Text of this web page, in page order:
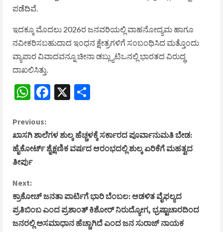
ಪಡೆದಿವೆ.
ಇದಕ್ಕೂ ಮೊದಲು 2026ರ ಜನವರಿಯಲ್ಲಿ ವಾಹನೋದ್ಯಮ ಹಾಗೂ
ನವೀಕರಿಸಬಹುದಾದ ಇಂಧನ ಕ್ಷೇತ್ರಗಳಿಗೆ ಸಂಬಂಧಿಸಿದ ಮತ್ತೊಂದು
ವ್ಯಾಪಾರ ವಿವಾದವನ್ನೂ ಚೀನಾ ಡಬ್ಲ್ಯುಟಿಒನಲ್ಲಿ ಭಾರತದ ವಿರುದ್ಧ
ದಾಖಲಿಸಿತ್ತು.
WhatsApp
Facebook
X
C
o
n
t
i
Previous:
ಖಾಸಗಿ ಶಾಲೆಗಳ ಶುಲ್ಕ ಹೆಚ್ಚಳಕ್ಕೆ ಸರ್ಕಾರದ ಪೂರ್ವಾನುಮತಿ ಬೇಡ:
ಹೈಕೋರ್ಟ್ ಶೈಕ್ಷಣಿಕ ವರ್ಷದ ಆರಂಭದಲ್ಲಿ ಶುಲ್ಕ ಏರಿಕೆಗೆ ಮಹತ್ವದ
ತೀರ್ಪು
Next:
ಕ್ರಾಕೋಚ್ ಜನತಾ ಪಾರ್ಟಿಗೆ ಭಾರಿ ಬೆಂಬಲ: ಆಡಳಿತ ವೈಫಲ್ಯದ
ಪ್ರತಿಬಿಂಬ ಎಂದ ಪ್ರಶಾಂತ್ ಕಿಶೋರ್ ನಿರುದ್ಯೋಗ, ಭ್ರಷ್ಟಾಚಾರದಿಂದ
ಜನರಲ್ಲಿ ಅಸಮಾಧಾನ ಹೆಚ್ಚಾಗಿದೆ ಎಂದ ಜನ ಸುರಾಜ್ ನಾಯಕ